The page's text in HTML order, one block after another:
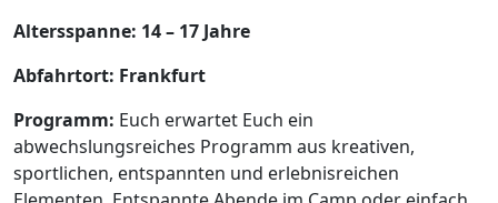
Altersspanne: 14 – 17 Jahre
Abfahrtort: Frankfurt
Programm: Euch erwartet Euch ein
abwechslungsreiches Programm aus kreativen,
sportlichen, entspannten und erlebnisreichen